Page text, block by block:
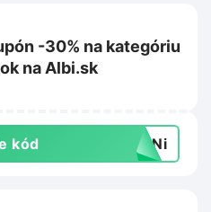
-30% na kategóriu
na Albi.sk
kód K1Ni